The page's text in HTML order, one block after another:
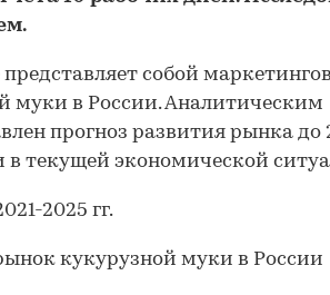
собой
муки в России. Аналитическим
прогноз развития рынка до
в текущей экономической
2025 гг.
кукурузной муки в России